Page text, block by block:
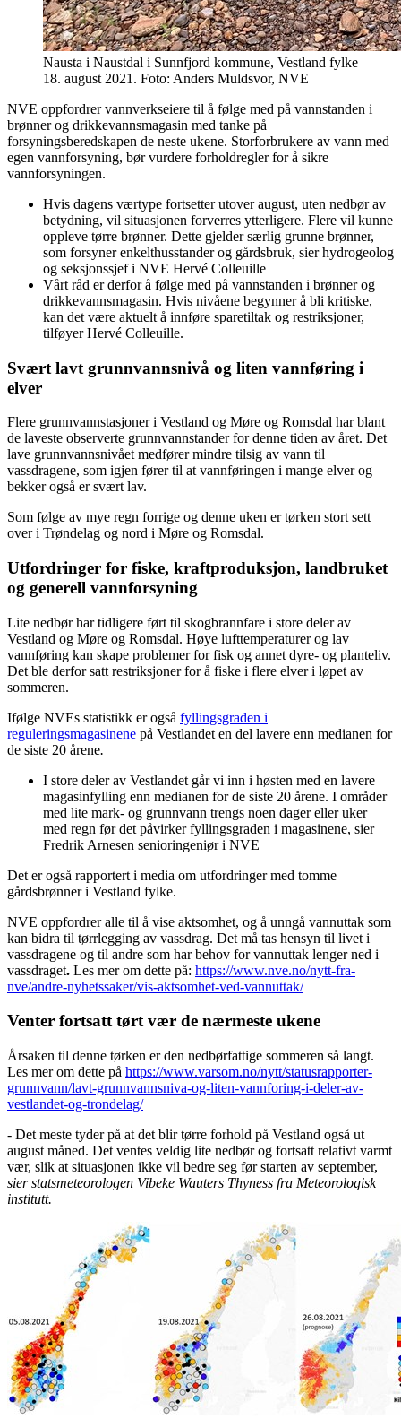
Nausta i Naustdal i Sunnfjord kommune, Vestland fylke
18. august 2021. Foto: Anders Muldsvor, NVE
NVE oppfordrer vannverkseiere til å følge med på vannstanden i
brønner og drikkevannsmagasin med tanke på
forsyningsberedskapen de neste ukene. Storforbrukere av vann med
egen vannforsyning, bør vurdere forholdregler for å sikre
vannforsyningen.
Hvis dagens værtype fortsetter utover august, uten nedbør av
betydning, vil situasjonen forverres ytterligere. Flere vil kunne
oppleve tørre brønner. Dette gjelder særlig grunne brønner,
som forsyner enkelthusstander og gårdsbruk, sier hydrogeolog
og seksjonssjef i NVE Hervé Colleuille
Vårt råd er derfor å følge med på vannstanden i brønner og
drikkevannsmagasin. Hvis nivåene begynner å bli kritiske,
kan det være aktuelt å innføre sparetiltak og restriksjoner,
tilføyer Hervé Colleuille.
Svært lavt grunnvannsnivå og liten vannføring i
elver
Flere grunnvannstasjoner i Vestland og Møre og Romsdal har blant
de laveste observerte grunnvannstander for denne tiden av året. Det
lave grunnvannsnivået medfører mindre tilsig av vann til
vassdragene, som igjen fører til at vannføringen i mange elver og
bekker også er svært lav.
Som følge av mye regn forrige og denne uken er tørken stort sett
over i Trøndelag og nord i Møre og Romsdal.
Utfordringer for fiske, kraftproduksjon, landbruket
og generell vannforsyning
Lite nedbør har tidligere ført til skogbrannfare i store deler av
Vestland og Møre og Romsdal. Høye lufttemperaturer og lav
vannføring kan skape problemer for fisk og annet dyre- og planteliv.
Det ble derfor satt restriksjoner for å fiske i flere elver i løpet av
sommeren.
Ifølge NVEs statistikk er også fyllingsgraden i
reguleringsmagasinene på Vestlandet en del lavere enn medianen for
de siste 20 årene.
I store deler av Vestlandet går vi inn i høsten med en lavere
magasinfylling enn medianen for de siste 20 årene. I områder
med lite mark- og grunnvann trengs noen dager eller uker
med regn før det påvirker fyllingsgraden i magasinene, sier
Fredrik Arnesen senioringeniør i NVE
Det er også rapportert i media om utfordringer med tomme
gårdsbrønner i Vestland fylke.
NVE oppfordrer alle til å vise aktsomhet, og å unngå vannuttak som
kan bidra til tørrlegging av vassdrag. Det må tas hensyn til livet i
vassdragene og til andre som har behov for vannuttak lenger ned i
vassdraget. Les mer om dette på: https://www.nve.no/nytt-fra-
nve/andre-nyhetssaker/vis-aktsomhet-ved-vannuttak/
Venter fortsatt tørt vær de nærmeste ukene
Årsaken til denne tørken er den nedbørfattige sommeren så langt.
Les mer om dette på https://www.varsom.no/nytt/statusrapporter-
grunnvann/lavt-grunnvannsniva-og-liten-vannforing-i-deler-av-
vestlandet-og-trondelag/
- Det meste tyder på at det blir tørre forhold på Vestland også ut
august måned. Det ventes veldig lite nedbør og fortsatt relativt varmt
vær, slik at situasjonen ikke vil bedre seg før starten av september,
sier statsmeteorologen Vibeke Wauters Thyness fra Meteorologisk
institutt.